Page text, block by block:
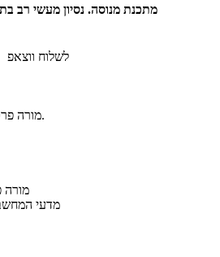
מתכנת מנוסה. נסיון מעשי רב
לשלוח ווצאפ
מורה
מדעי